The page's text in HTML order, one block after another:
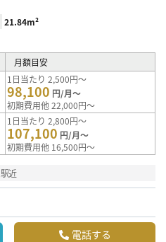
21.84m²
月額目安
1日当たり 2,500円～
98,100 円/月～
初期費用他 22,000円～
1日当たり 2,800円～
107,100 円/月～
初期費用他 16,500円～
駅近
電話する